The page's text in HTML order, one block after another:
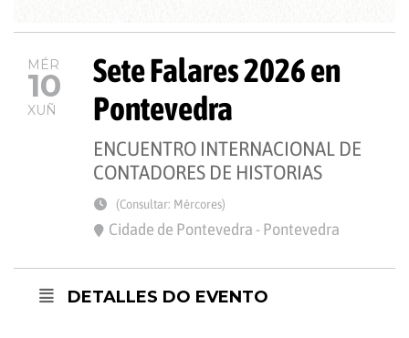
MÉR
10
XUÑ
Sete Falares 2026 en
Pontevedra
ENCUENTRO INTERNACIONAL DE
CONTADORES DE HISTORIAS
(Consultar: Mércores)
Cidade de Pontevedra - Pontevedra
DETALLES DO EVENTO